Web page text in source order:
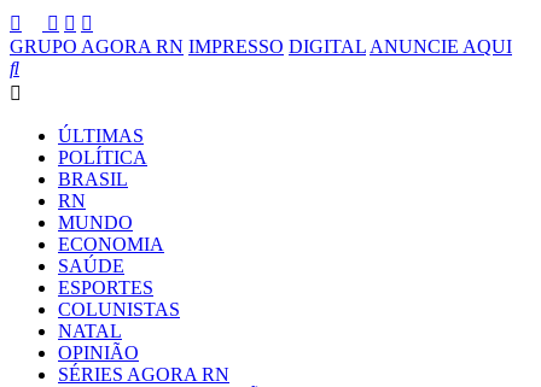
GRUPO AGORA RN IMPRESSO DIGITAL ANUNCIE AQUI
ÚLTIMAS
POLÍTICA
BRASIL
RN
MUNDO
ECONOMIA
SAÚDE
ESPORTES
COLUNISTAS
NATAL
OPINIÃO
SÉRIES AGORA RN